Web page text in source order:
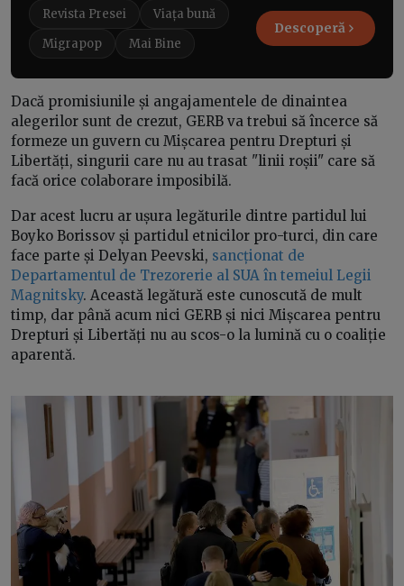
Revista Presei
Viața bună
Migrapop
Mai Bine
Descoperă
Dacă promisiunile și angajamentele de dinaintea
alegerilor sunt de crezut, GERB va trebui să încerce să
formeze un guvern cu Mișcarea pentru Drepturi și
Libertăți, singurii care nu au trasat "linii roșii" care să
facă orice colaborare imposibilă.
Dar acest lucru ar ușura legăturile dintre partidul lui
Boyko Borissov și partidul etnicilor pro-turci, din care
face parte și Delyan Peevski, sancționat de
Departamentul de Trezorerie al SUA în temeiul Legii
Magnitsky. Această legătură este cunoscută de mult
timp, dar până acum nici GERB și nici Mișcarea pentru
Drepturi și Libertăți nu au scos-o la lumină cu o coaliție
aparentă.